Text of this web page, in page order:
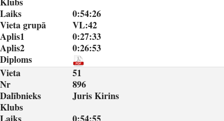
Laiks
0:54:26
Vieta grupā
VL:42
Aplis1
0:27:33
Aplis2
0:26:53
Diploms
Vieta
51
Nr
896
Dalībnieks
Juris Kirins
Klubs